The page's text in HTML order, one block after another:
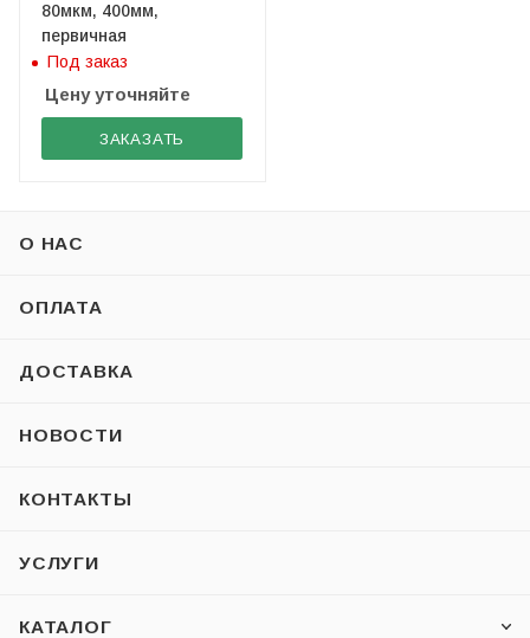
80мкм, 400мм,
первичная
Под заказ
Цену уточняйте
ЗАКАЗАТЬ
О НАС
ОПЛАТА
ДОСТАВКА
НОВОСТИ
КОНТАКТЫ
УСЛУГИ
КАТАЛОГ